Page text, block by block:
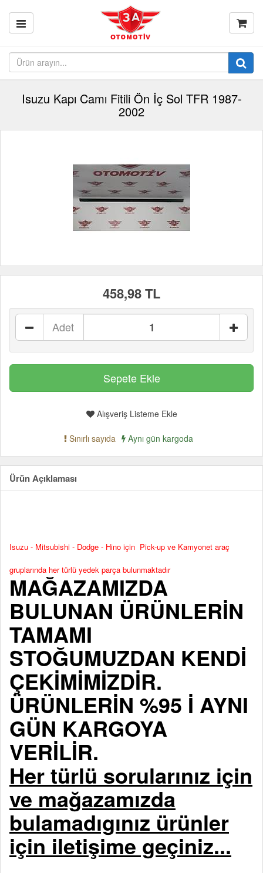
Isuzu Kapı Camı Fitili Ön İç Sol TFR 1987-
2002
458,98 TL
Adet
Alışveriş Listeme Ekle
Sınırlı sayıda Aynı gün kargoda
Ürün Açıklaması
Isuzu - Mitsubishi - Dodge - Hino için Pick-up ve Kamyonet araç
gruplarında her türlü yedek parça bulunmaktadır
MAĞAZAMIZDA
BULUNAN ÜRÜNLERİN
TAMAMI
STOĞUMUZDAN KENDİ
ÇEKİMİMİZDİR.
ÜRÜNLERİN %95 İ AYNI
GÜN KARGOYA
VERİLİR.
Her türlü sorularınız için
ve mağazamızda
bulamadıgınız ürünler
için iletişime geçiniz...